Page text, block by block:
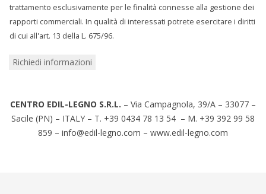
trattamento esclusivamente per le finalità connesse alla gestione dei
rapporti commerciali. In qualità di interessati potrete esercitare i diritti
di cui all'art. 13 della L. 675/96.
Richiedi informazioni
CENTRO EDIL-LEGNO S.R.L. – Via Campagnola, 39/A – 33077 –
Sacile (PN) – ITALY – T. +39 0434 78 13 54 – M. +39 392 99 58
859 – info@edil-legno.com – www.edil-legno.com